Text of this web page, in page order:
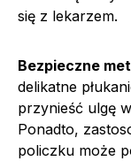
się z lekarzem.
Bezpieczne
delikatne
przynieść ulgę
Ponadto,
policzku może